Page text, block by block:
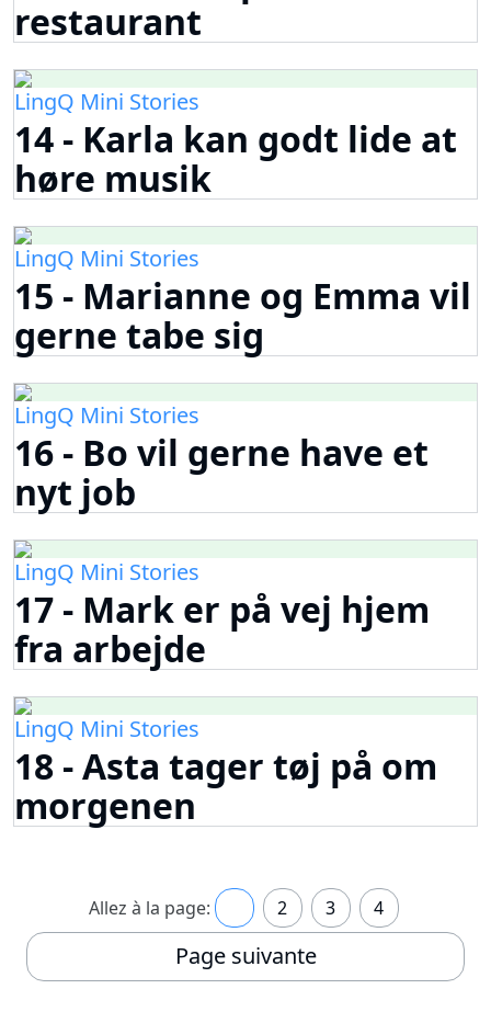
restaurant
LingQ Mini Stories
14 - Karla kan godt lide at
høre musik
LingQ Mini Stories
15 - Marianne og Emma vil
gerne tabe sig
LingQ Mini Stories
16 - Bo vil gerne have et
nyt job
LingQ Mini Stories
17 - Mark er på vej hjem
fra arbejde
LingQ Mini Stories
18 - Asta tager tøj på om
morgenen
Allez à la page: 2 3 4
Page suivante